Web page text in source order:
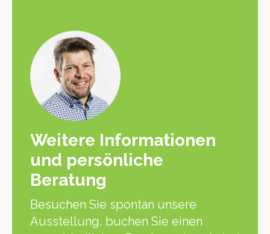
Weitere Informationen
und persönliche
Beratung
Besuchen Sie spontan unsere
Ausstellung, buchen Sie einen